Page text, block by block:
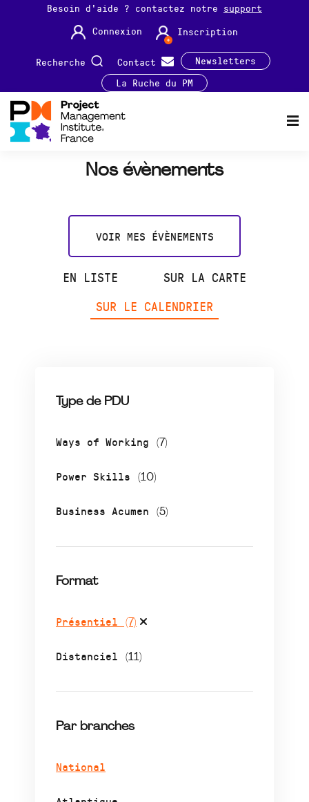
Besoin d'aide ? contactez notre support
Connexion
Inscription
Recherche Contact
Newsletters
La Ruche du PM
Nos évènements
VOIR MES ÉVÈNEMENTS
EN LISTE
SUR LA CARTE
SUR LE CALENDRIER
Type de PDU
Ways of Working (7)
Power Skills (10)
Business Acumen (5)
Format
Présentiel (7)
Distanciel (11)
Par branches
National